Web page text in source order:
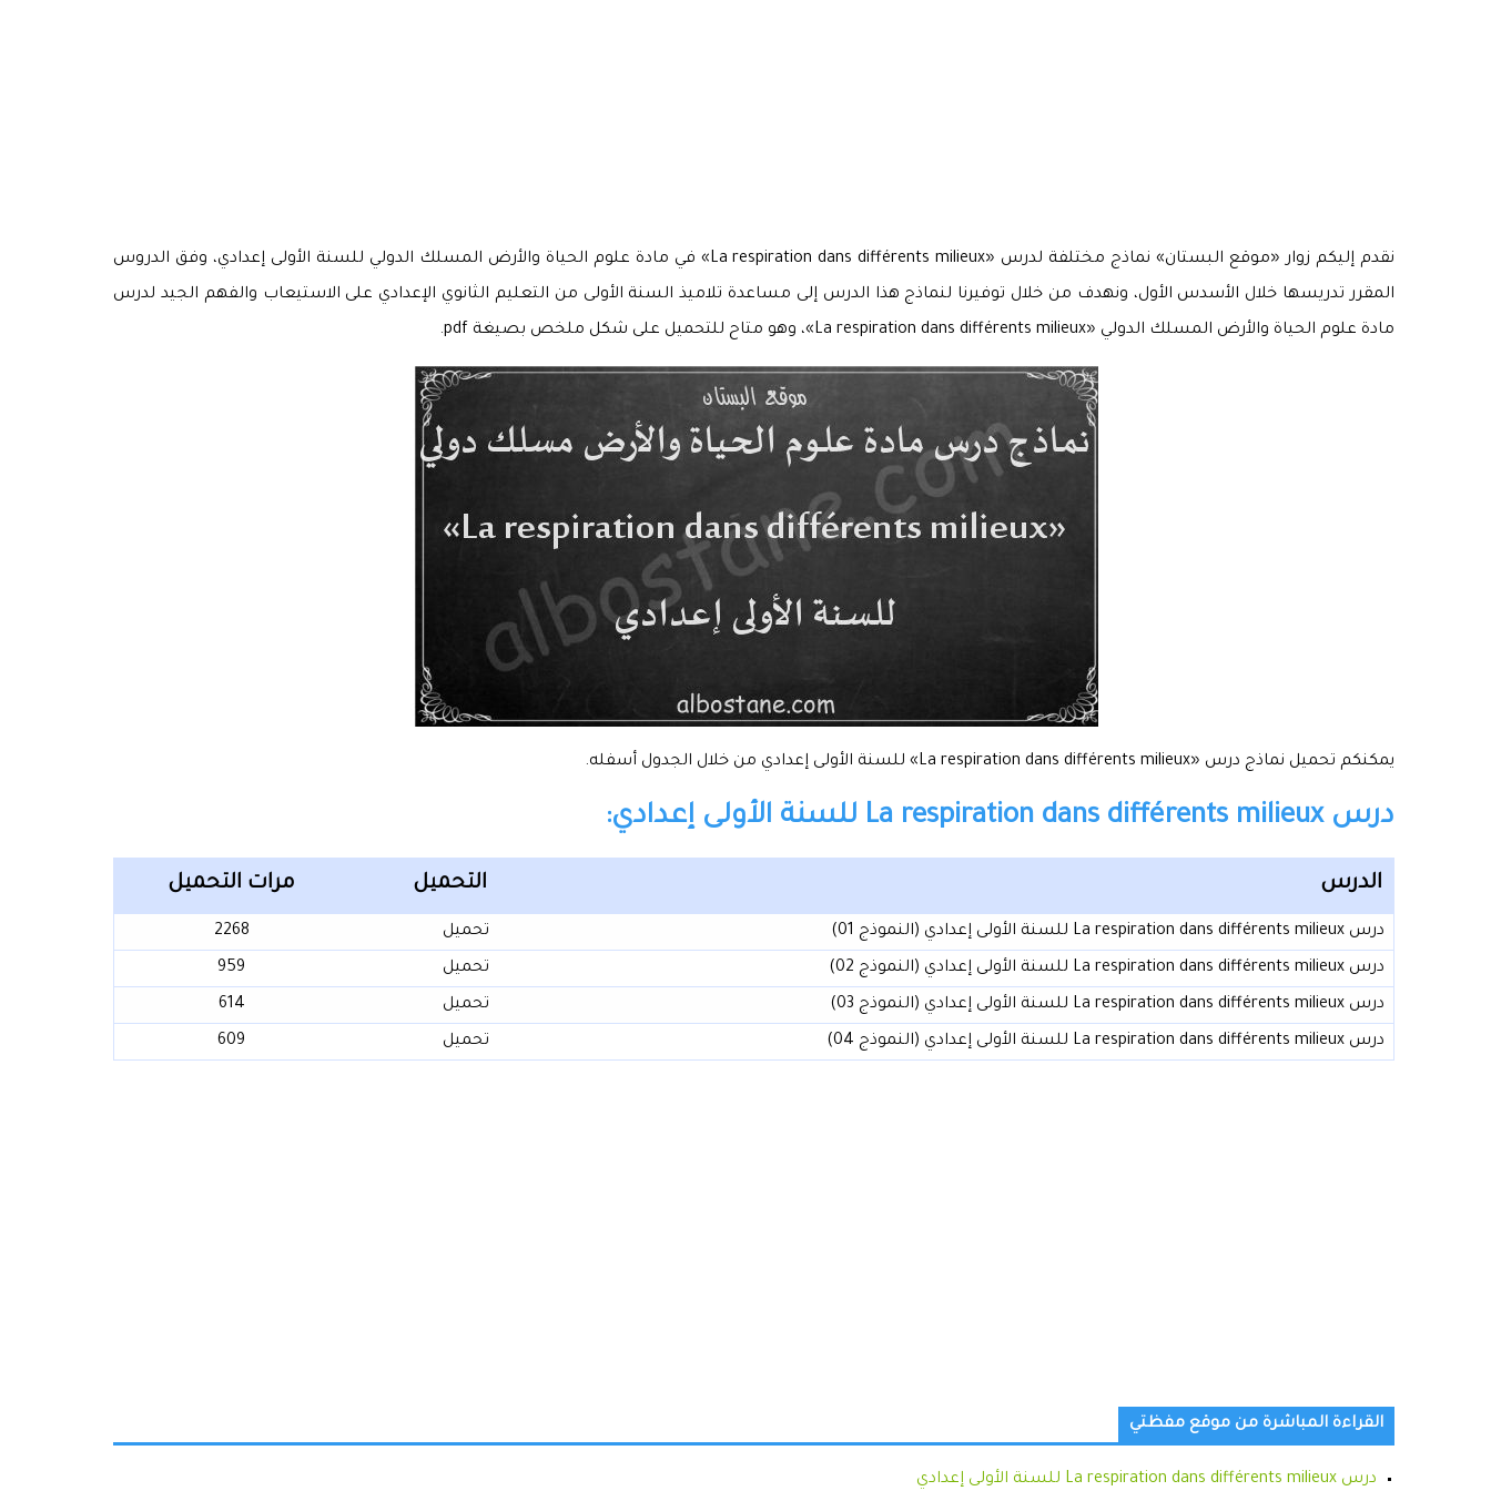
نقدم إليكم زوار «موقع البستان» نماذج مختلفة لدرس «La respiration dans différents milieux» في مادة علوم الحياة والأرض المسلك الدولي للسنة الأولى إعدادي، وفق الدروس
المقرر تدريسها خلال الأسدس الأول، ونهدف من خلال توفيرنا لنماذج هذا الدرس إلى مساعدة تلاميذ السنة الأولى من التعليم الثانوي الإعدادي على الاستيعاب والفهم الجيد لدرس
مادة علوم الحياة والأرض المسلك الدولي «La respiration dans différents milieux»، وهو متاح للتحميل على شكل ملخص بصيغة pdf.
يمكنكم تحميل نماذج درس «La respiration dans différents milieux» للسنة الأولى إعدادي من خلال الجدول أسفله.
درس La respiration dans différents milieux للسنة الأولى إعدادي:
الدرس التحميل مرات التحميل
درس La respiration dans différents milieux للسنة الأولى إعدادي (النموذج 01) تحميل 2268
درس La respiration dans différents milieux للسنة الأولى إعدادي (النموذج 02) تحميل 959
درس La respiration dans différents milieux للسنة الأولى إعدادي (النموذج 03) تحميل 614
درس La respiration dans différents milieux للسنة الأولى إعدادي (النموذج 04) تحميل 609
القراءة المباشرة من موقع مفظتي
درس La respiration dans différents milieux للسنة الأولى إعدادي